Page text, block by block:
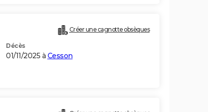
Créer une cagnotte obsèques
Décès
01/11/2025 à Cesson